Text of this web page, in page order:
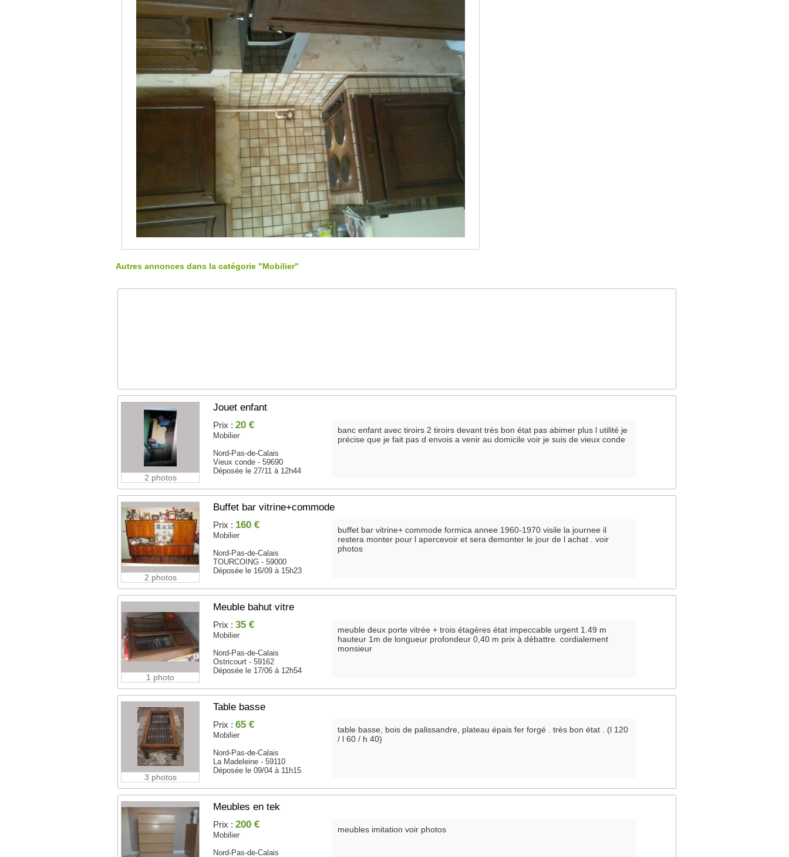
Autres annonces dans la catégorie "Mobilier"
2 photos
Jouet enfant
Prix :20 €
Mobilier
Nord-Pas-de-Calais
Vieux conde - 59690
Déposée le 27/11 à 12h44
banc enfant avec tiroirs 2 tiroirs devant très bon état pas abimer plus l utilité je
précise que je fait pas d envois a venir au domicile voir je suis de vieux conde
2 photos
Buffet bar vitrine+commode
Prix : 160 €
Mobilier
Nord-Pas-de-Calais
TOURCOING - 59000
Déposée le 16/09 à 15h23
buffet bar vitrine+ commode formica annee 1960-1970 visile la journee il
restera monter pour l apercevoir et sera demonter le jour de l achat . voir
photos
1 photo
Meuble bahut vitre
Prix :35 €
Mobilier
Nord-Pas-de-Calais
Ostricourt - 59162
Déposée le 17/06 à 12h54
meuble deux porte vitrée + trois étagères état impeccable urgent 1.49 m
hauteur 1m de longueur profondeur 0,40 m prix à débattre. cordialement
monsieur
3 photos
Table basse
Prix :65 €
Mobilier
Nord-Pas-de-Calais
La Madeleine - 59110
Déposée le 09/04 à 11h15
table basse, bois de palissandre, plateau épais fer forgé . très bon état . (l 120
/ l 60 / h 40)
Meubles en tek
Prix :200 €
Mobilier
Nord-Pas-de-Calais
meubles imitation voir photos